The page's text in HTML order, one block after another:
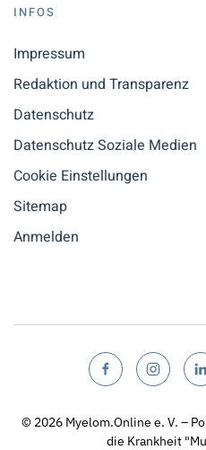
INFOS
Impressum
Redaktion und Transparenz
Datenschutz
Datenschutz Soziale Medien
Cookie Einstellungen
Sitemap
Anmelden
© 2026 Myelom.Online e. V. –
die Krankheit